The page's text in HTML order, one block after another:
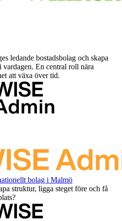
ledande bostadsbolag och skapa
En central roll nära
att växa över tid.
bolag i Malmö
struktur, ligga steget före och få